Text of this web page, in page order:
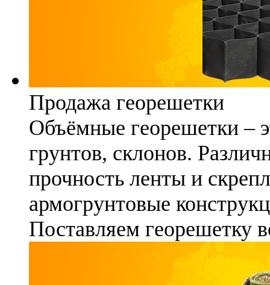
Продажа георешетки
Объёмные георешетки –
грунтов, склонов.
прочность ленты и
армогрунтовые
Поставляем георешетку